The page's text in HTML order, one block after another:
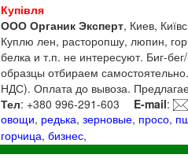
Купівля
ООО Органик Эксперт, Киев,
Куплю лен, расторопшу, люпин,
белка и т.п. не интересуют. Биг-
образцы отбираем
НДС). Оплата до вывоза.
Тел: +380 996-291-603 E-mail:
овощи, редька,зерновые, просо,
горчица,бизнес,